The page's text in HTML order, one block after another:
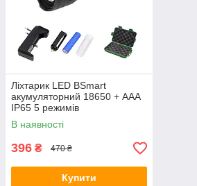
Ліхтарик LED BSmart
акумуляторний 18650 + AAA
IP65 5 режимів
В наявності
396 ₴ 470 ₴
Купити